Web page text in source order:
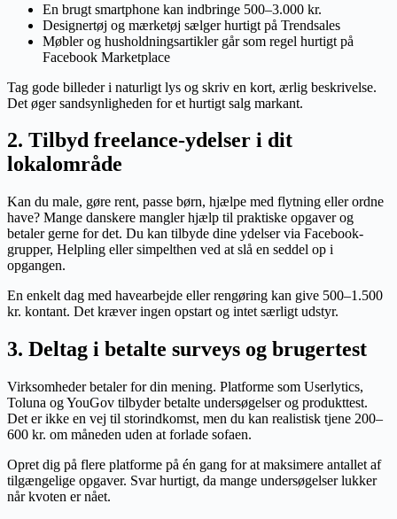
En brugt smartphone kan indbringe 500–3.000 kr.
Designertøj og mærketøj sælger hurtigt på Trendsales
Møbler og husholdningsartikler går som regel hurtigt på
Facebook Marketplace
Tag gode billeder i naturligt lys og skriv en kort, ærlig beskrivelse.
Det øger sandsynligheden for et hurtigt salg markant.
2. Tilbyd freelance-ydelser i dit
lokalområde
Kan du male, gøre rent, passe børn, hjælpe med flytning eller ordne
have? Mange danskere mangler hjælp til praktiske opgaver og
betaler gerne for det. Du kan tilbyde dine ydelser via Facebook-
grupper, Helpling eller simpelthen ved at slå en seddel op i
opgangen.
En enkelt dag med havearbejde eller rengøring kan give 500–1.500
kr. kontant. Det kræver ingen opstart og intet særligt udstyr.
3. Deltag i betalte surveys og brugertest
Virksomheder betaler for din mening. Platforme som Userlytics,
Toluna og YouGov tilbyder betalte undersøgelser og produkttest.
Det er ikke en vej til storindkomst, men du kan realistisk tjene 200–
600 kr. om måneden uden at forlade sofaen.
Opret dig på flere platforme på én gang for at maksimere antallet af
tilgængelige opgaver. Svar hurtigt, da mange undersøgelser lukker
når kvoten er nået.